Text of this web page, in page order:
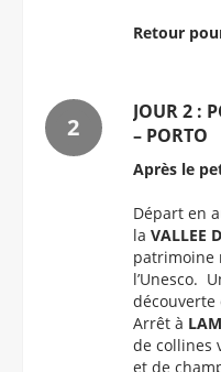
Retour
JOUR 2 :
– PORTO
Après le
Départ en
la VALLEE
patrimoine
l’Unesco.
découverte
Arrêt à
de collines
et de